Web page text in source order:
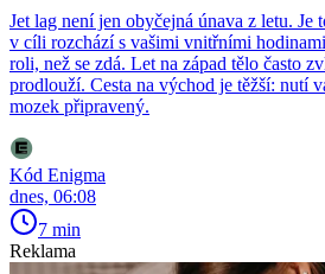
Jet lag není jen obyčejná únava z letu. Je
v cíli rozchází s vašimi vnitřními
roli, než se zdá. Let na západ tělo často
prodlouží. Cesta na východ je těžší: nutí
mozek připravený.
Kód Enigma
dnes, 06:08
7 min
Reklama